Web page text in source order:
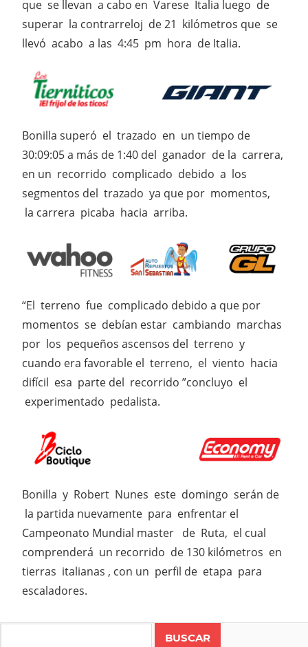
que se llevan a cabo en Varese Italia luego de
superar la contrarreloj de 21 kilómetros que se
llevó acabo a las 4:45 pm hora de Italia.
Bonilla superó el trazado en un tiempo de
30:09:05 a más de 1:40 del ganador de la carrera,
en un recorrido complicado debido a los
segmentos del trazado ya que por momentos,
la carrera picaba hacia arriba.
“El terreno fue complicado debido a que por
momentos se debían estar cambiando marchas
por los pequeños ascensos del terreno y
cuando era favorable el terreno, el viento hacia
difícil esa parte del recorrido ”concluyo el
experimentado pedalista.
Bonilla y Robert Nunes este domingo serán de
la partida nuevamente para enfrentar el
Campeonato Mundial master de Ruta, el cual
comprenderá un recorrido de 130 kilómetros en
tierras italianas , con un perfil de etapa para
escaladores.